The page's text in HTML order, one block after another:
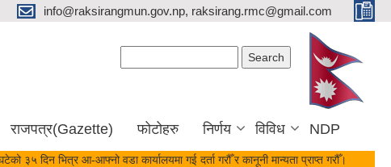
info@raksirangmun.gov.np, raksirang.rmc@gmail.com
राजपत्र(Gazette) फोटोहरु निर्णय विविध NDP
३५ दिन भित्र आ-आफ्नो वडा कार्यालयमा गई दर्ता गरौँ र कानूनी मान्यता प्राप्त गरौँ।